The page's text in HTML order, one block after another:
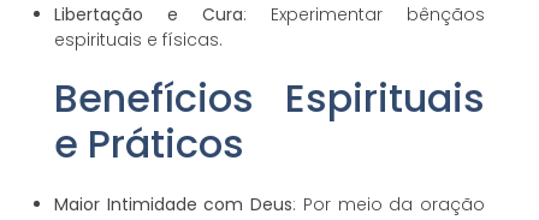
Libertação e Cura: Experimentar bênçãos
espirituais e físicas.
Benefícios Espirituais
e Práticos
Maior Intimidade com Deus: Por meio da oração